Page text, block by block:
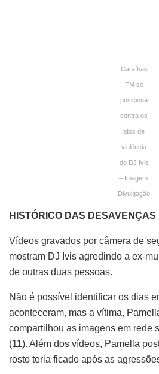
Caraíbas
FM se
posiciona
contra os
atos de
violência
do DJ Ivis
– Imagem:
Divulgação
HISTÓRICO DAS
Vídeos gravados por câmera de
mostram DJ Ivis agredindo a ex-
de outras duas pessoas.
Não é possível identificar os dias
aconteceram, mas a vítima,
compartilhou as imagens em rede
(11). Além dos vídeos, Pamella
rosto teria ficado após as